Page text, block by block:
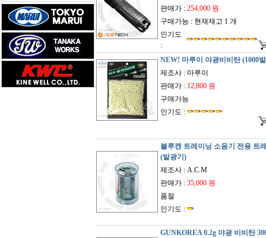
판매가 : 254,000 원
구매가능 : 현재재고 1 개
인기도
:
NEW! 마루이 야광비비탄 (1000
제조사 : 마루이
판매가 : 12,800 원
구매가능
인기도 :
블루캔 트레이닝 소음기 전용 트
(발광기)
제조사 : A.C.M
판매가 : 35,000 원
품절
인기도 :
GUNKOREA 0.2g 야광 비비탄